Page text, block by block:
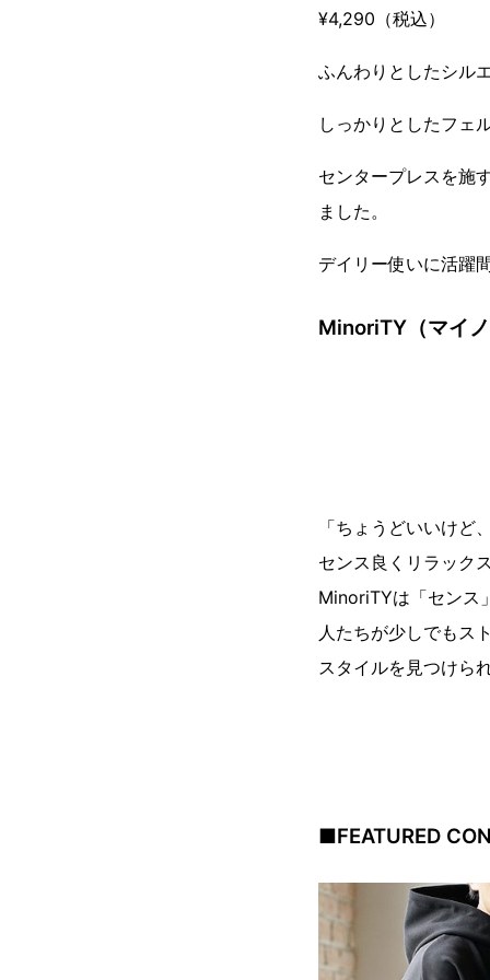
¥4,290（税込）
ふんわりとしたシル
しっかりとしたフェ
センタープレスを施
ました。
デイリー使いに活躍
MinoriTY（マイ
「ちょうどいいけど
センス良くリラック
MinoriTYは「センス
人たちが少しでもス
スタイルを見つけら
■FEATURED